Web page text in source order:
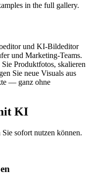
in the full gallery.
und KI-Bildeditor
und Marketing-Teams.
Produktfotos, skalieren
Sie neue Visuals aus
— ganz ohne
KI
sofort nutzen können.